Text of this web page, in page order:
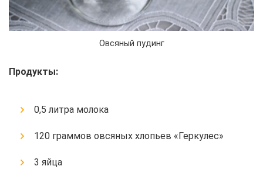
Овсяный пудинг
Продукты:
0,5 литра молока
120 граммов овсяных хлопьев «Геркулес»
3 яйца